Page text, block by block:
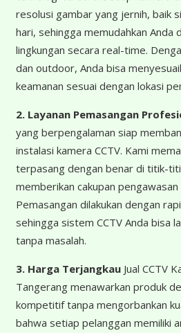
resolusi gambar yang jernih, baik
hari, sehingga memudahkan Anda
lingkungan secara real-time.
dan outdoor, Anda bisa
keamanan sesuai dengan lokasi
2. Layanan Pemasangan
yang berpengalaman siap
instalasi kamera CCTV. Kami
terpasang dengan benar di titik-
memberikan cakupan
Pemasangan dilakukan dengan
sehingga sistem CCTV Anda bisa
tanpa masalah.
3. Harga TerjangkauJual CCTV
Tangerang menawarkan produk
kompetitif tanpa mengorbankan
bahwa setiap pelanggan memiliki